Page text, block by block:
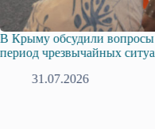
трудовых отношений в